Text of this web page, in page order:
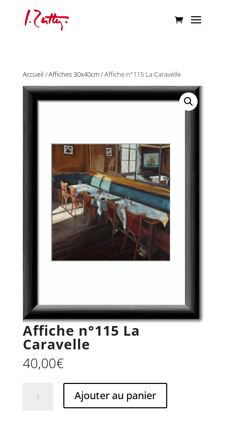
Accueil /Affiches 30x40cm/ Affiche n°115 La Caravelle
Affiche n°115 La
Caravelle
40,00€
Ajouter au panier